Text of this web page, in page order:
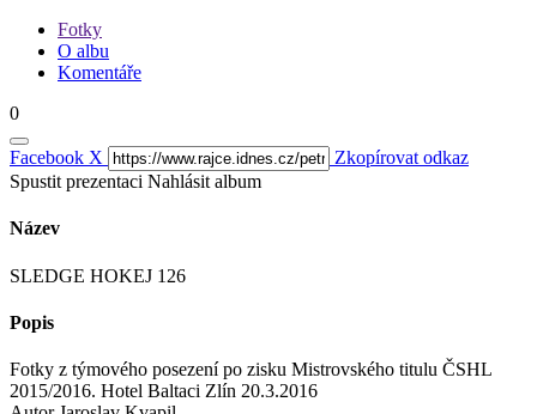
Fotky
O albu
Komentáře
0
Facebook X
Zkopírovat odkaz
Spustit prezentaci Nahlásit album
Název
SLEDGE HOKEJ 126
Popis
Fotky z týmového posezení po zisku Mistrovského titulu ČSHL
2015/2016. Hotel Baltaci Zlín 20.3.2016